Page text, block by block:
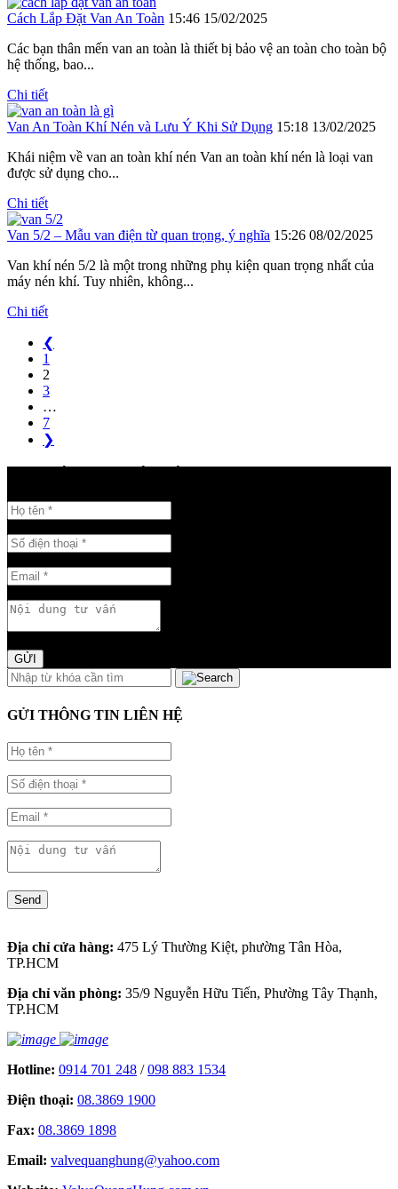
Cách Lắp Đặt Van An Toàn 15:46 15/02/2025
Các bạn thân mến van an toàn là thiết bị bảo vệ an toàn cho toàn bộ
hệ thống, bao...
Chi tiết
Van An Toàn Khí Nén và Lưu Ý Khi Sử Dụng 15:18 13/02/2025
Khái niệm về van an toàn khí nén Van an toàn khí nén là loại van
được sử dụng cho...
Chi tiết
Van 5/2 – Mẫu van điện từ quan trọng, ý nghĩa 15:26 08/02/2025
Van khí nén 5/2 là một trong những phụ kiện quan trọng nhất của
máy nén khí. Tuy nhiên, không...
Chi tiết
❮
1
2
3
…
7
❯
GỬI
GỬI THÔNG TIN LIÊN HỆ
Send
Địa chỉ cửa hàng: 475 Lý Thường Kiệt, phường Tân Hòa,
TP.HCM
Địa chỉ văn phòng: 35/9 Nguyễn Hữu Tiến, Phường Tây Thạnh,
TP.HCM
Hotline: 0914 701 248 /098 883 1534
Điện thoại: 08.3869 1900
Fax: 08.3869 1898
Email: valvequanghung@yahoo.com